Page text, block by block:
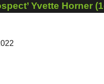
Yvette Horner